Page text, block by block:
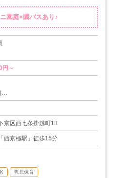
園庭×園バスあり♪
円～
日
京区西七条掛越町13
西京極駅」徒歩15分
乳児保育